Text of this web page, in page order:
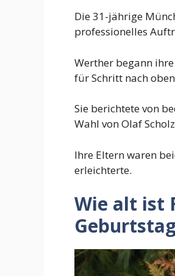
Die 31-jährige
professionelles
Werther begann
für Schritt nach
Sie berichtete von
Wahl von Olaf
Ihre Eltern waren
erleichterte.
Wie alt ist